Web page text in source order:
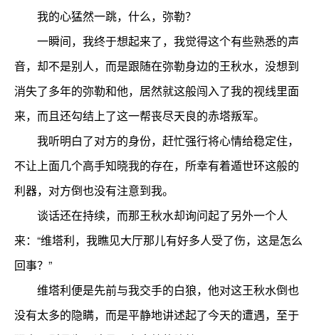
我的心猛然一跳，什么，弥勒？
一瞬间，我终于想起来了，我觉得这个有些熟悉的声
音，却不是别人，而是跟随在弥勒身边的王秋水，没想到
消失了多年的弥勒和他，居然就这般闯入了我的视线里面
来，而且还勾结上了这一帮丧尽天良的赤塔叛军。
我听明白了对方的身份，赶忙强行将心情给稳定住，
不让上面几个高手知晓我的存在，所幸有着遁世环这般的
利器，对方倒也没有注意到我。
谈话还在持续，而那王秋水却询问起了另外一个人
来：“维塔利，我瞧见大厅那儿有好多人受了伤，这是怎么
回事？”
维塔利便是先前与我交手的白狼，他对这王秋水倒也
没有太多的隐瞒，而是平静地讲述起了今天的遭遇，至于